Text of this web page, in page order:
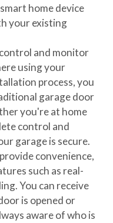
home device
your existing
and monitor
using your
process, you
garage door
you're at home
control and
garage is secure.
convenience,
such as real-
You can receive
is opened or
aware of who is